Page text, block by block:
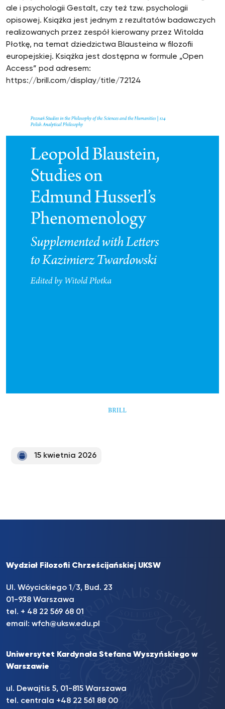
ale i psychologii Gestalt, czy też tzw. psychologii
opisowej. Książka jest jednym z rezultatów badawczych
realizowanych przez zespół kierowany przez Witolda
Płotkę, na temat dziedzictwa Blausteina w filozofii
europejskiej. Książka jest dostępna w formule „Open
Access” pod adresem:
https://brill.com/display/title/72124
15 kwietnia 2026
Wydział Filozofii Chrześcijańskiej UKSW
Ul. Wóycickiego 1/3, Bud. 23
01-938 Warszawa
tel. + 48 22 569 68 01
email: wfch@uksw.edu.pl
Uniwersytet Kardynała Stefana Wyszyńskiego w
Warszawie
ul. Dewajtis 5, 01-815 Warszawa
tel. centrala +48 22 561 88 00